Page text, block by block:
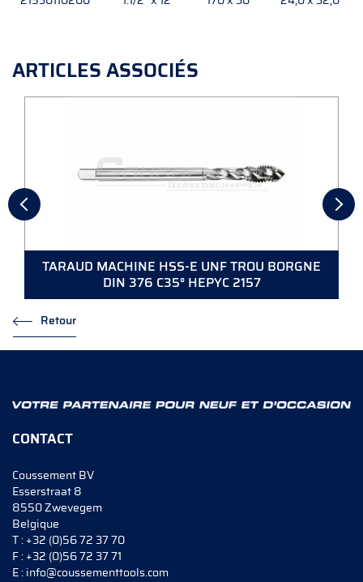
ARTICLES ASSOCIÉS
TARAUD MACHINE HSS-E UNF TROU BORGNE
DIN 376 C35° HEPYC 2157
Retour
CONTACT
Coussement BV
Esserstraat 8
8550 Zwevegem
Belgique
T :+32 (0)56 72 37 70
F :+32 (0)56 72 37 71
E :info@coussementtools.com